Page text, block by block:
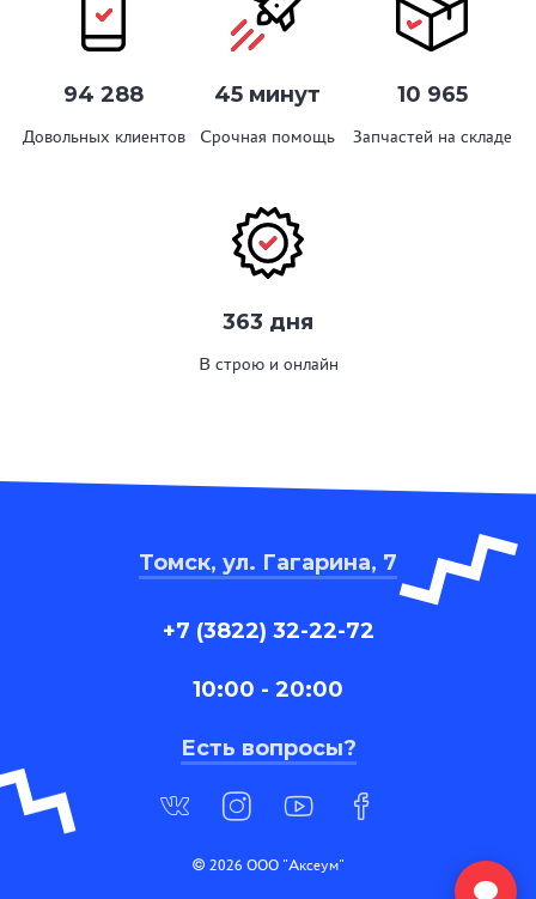
94 288
Довольных клиентов
45 минут
Срочная помощь
10 965
Запчастей на складе
363 дня
В строю и онлайн
Томск, ул. Гагарина, 7
+7 (3822) 32-22-72
10:00 - 20:00
Есть вопросы?
© 2026 ООО "Аксеум"